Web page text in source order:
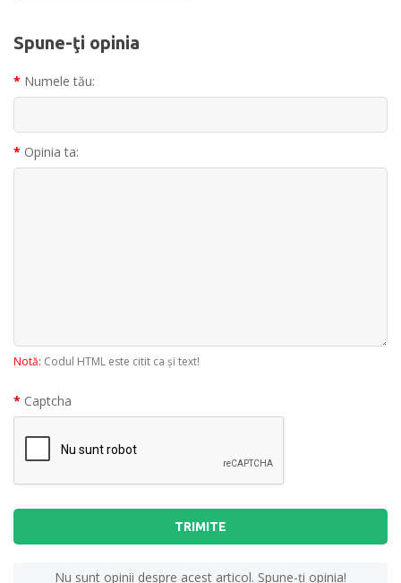
Spune-ţi opinia
Numele tău:
Opinia ta:
Notă: Codul HTML este citit ca şi text!
Captcha
TRIMITE
Nu sunt opinii despre acest articol. Spune-ţi opinia!